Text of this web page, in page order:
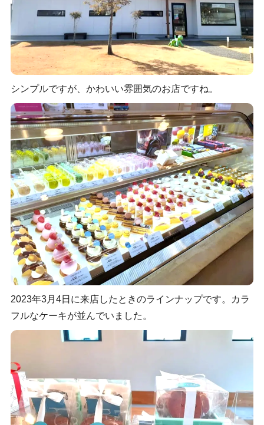
シンプルですが、かわいい雰囲気のお店ですね。
2023年3月4日に来店したときのラインナップです。カラ
フルなケーキが並んでいました。